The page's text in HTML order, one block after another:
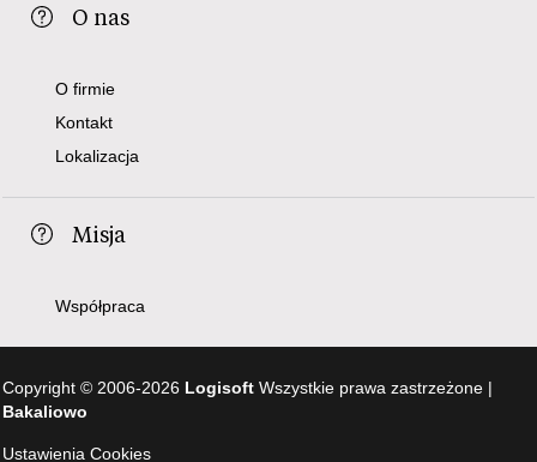
O nas
O firmie
Kontakt
Lokalizacja
Misja
Współpraca
Copyright © 2006-2026 Logisoft Wszystkie prawa zastrzeżone |
Bakaliowo
Ustawienia Cookies